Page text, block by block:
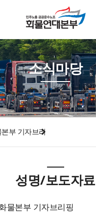
소식마당
부 기자브리
성명/보도자료
물본부 기자브리핑